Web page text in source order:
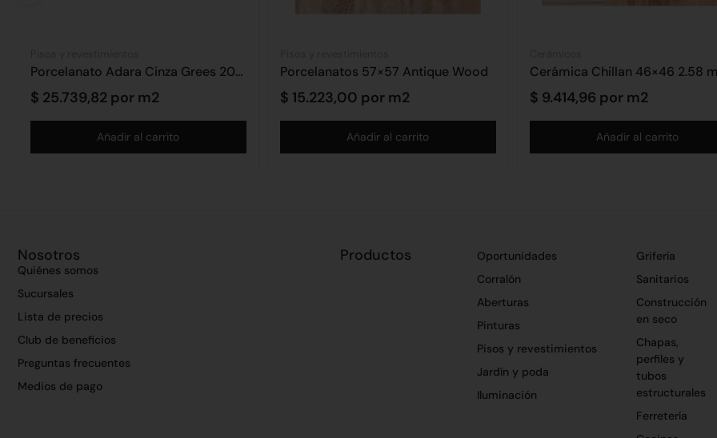
Porcelanato Adara Cinza Grees 20×120 2.18 m2
$ 25.739,82 por m2
Añadir al carrito
Porcelanatos 57×57 Antique Wood
$ 15.223,00 por m2
Añadir al carrito
Cerámica Chillan 46×46 2.58
$ 9.414,96 por m2
Añadir al carrito
Nosotros
Quiénes somos
Sucursales
Lista de precios
Club de beneficios
Preguntas frecuentes
Medios de pago
Productos
Oportunidades
Corralón
Aberturas
Pinturas
Pisos y revestimientos
Jardín y poda
Iluminación
Grifería
Sanitarios
Construcción
en seco
Chapas,
perfiles y
tubos
estructurales
Ferretería